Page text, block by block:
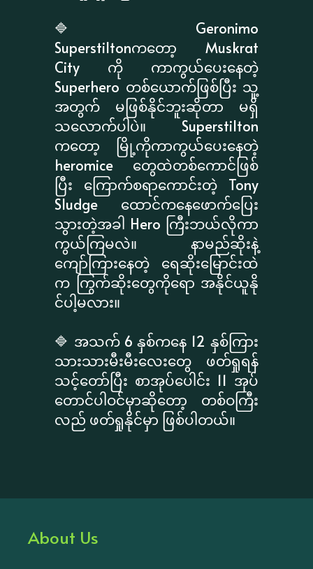
🔷 Geronimo
Superstiltonကတော့ Muskrat
City ကို ကာကွယ်ပေးနေတဲ့
Superhero တစ်ယောက်ဖြစ်ပြီး သူ့
အတွက် မဖြစ်နိုင်ဘူးဆိုတာ မရှိ
သလောက်ပါပဲ။ Superstilton
ကတော့ မြို့ကိုကာကွယ်ပေးနေတဲ့
heromice တွေထဲတစ်ကောင်ဖြစ်
ပြီး ကြောက်စရာကောင်းတဲ့ Tony
Sludge ထောင်ကနေဖောက်ပြေး
သွားတဲ့အခါ Hero ကြီးဘယ်လိုကာ
ကွယ်ကြမလဲ။ နာမည်ဆိုးနဲ့
ကျော်ကြားနေတဲ့ ရေဆိုးမြောင်းထဲ
က ကြွက်ဆိုးတွေကိုရော အနိုင်ယူနို
င်ပါ့မလား။
🔷 အသက် 6 နှစ်ကနေ 12 နှစ်ကြား
သားသားမီးမီးလေးတွေ ဖတ်ရှုရန်
သင့်တော်ပြီး စာအုပ်ပေါင်း 11 အုပ်
တောင်ပါဝင်မှာဆိုတော့ တစ်ဝကြီး
လည် ဖတ်ရှုနိုင်မှာ ဖြစ်ပါတယ်။
About Us